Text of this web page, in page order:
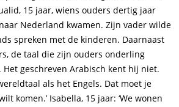
15 jaar, wiens ouders dertig jaar
Nederland kwamen. Zijn vader wilde
spreken met de kinderen. Daarnaast
de taal die zijn ouders onderling
Het geschreven Arabisch kent hij niet.
als het Engels. Dat moet je
komen.’ Isabella, 15 jaar: ‘We wonen